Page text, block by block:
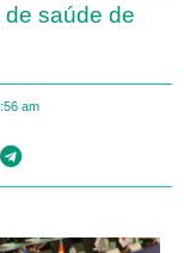
saúde de
am